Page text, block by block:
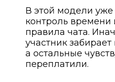
В этой модели уже
контроль времени
правила чата.
участник
а остальные
переплатили.